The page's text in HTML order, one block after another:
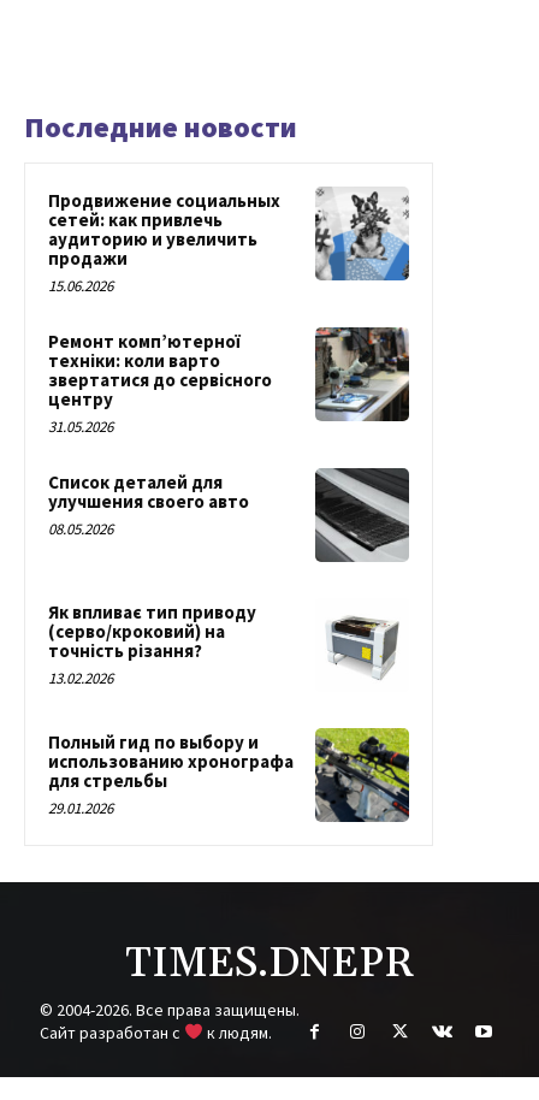
Последние новости
Продвижение социальных
сетей: как привлечь
аудиторию и увеличить
продажи
15.06.2026
Ремонт комп’ютерної
техніки: коли варто
звертатися до сервісного
центру
31.05.2026
Список деталей для
улучшения своего авто
08.05.2026
Як впливає тип приводу
(серво/кроковий) на
точність різання?
13.02.2026
Полный гид по выбору и
использованию хронографа
для стрельбы
29.01.2026
TIMES.DNEPR
© 2004-2026. Все права защищены.
Cайт разработан с
к людям.